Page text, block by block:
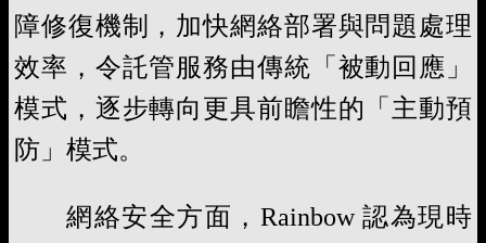
障修復機制，加快網絡部署與問題處理
效率，令託管服務由傳統「被動回應」
模式，逐步轉向更具前瞻性的「主動預
防」模式。
網絡安全方面，Rainbow 認為現時